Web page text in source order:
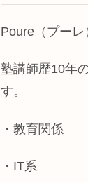
Poure（プーレ
塾講師歴10年
す。
・教育関係
・IT系